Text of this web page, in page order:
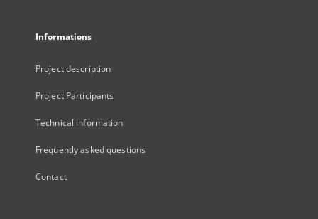
Informations
Project description
Project Participants
Technical information
Frequently asked questions
Contact